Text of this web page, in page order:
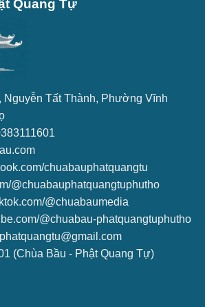
Quang Tự
Nguyễn Tất Thành, Phường Vĩnh
chuabauphatquangtu
@chuabauphatquangtuphutho
@chuabaumedia
@chuabau-phatquangtuphutho
(Chùa Bầu - Phật Quang Tự)